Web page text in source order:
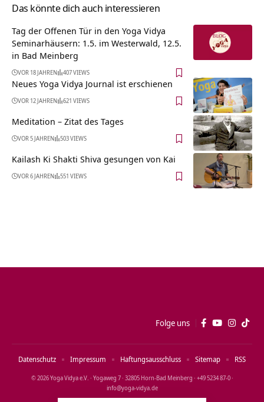
Das könnte dich auch interessieren
Tag der Offenen Tür in den Yoga Vidya
Seminarhäusern: 1.5. im Westerwald, 12.5.
in Bad Meinberg
VOR 18 JAHREN 407 VIEWS
Neues Yoga Vidya Journal ist erschienen
VOR 12 JAHREN 621 VIEWS
Meditation – Zitat des Tages
VOR 5 JAHREN 503 VIEWS
Kailash Ki Shakti Shiva gesungen von Kai
VOR 6 JAHREN 551 VIEWS
Folge uns
© 2026 Yoga Vidya e.V. · Yogaweg 7 · 32805 Horn‑Bad Meinberg · +49 5234 87‑0 ·
info@yoga‑vidya.de
Datenschutz Impressum Haftungsausschluss Sitemap RSS